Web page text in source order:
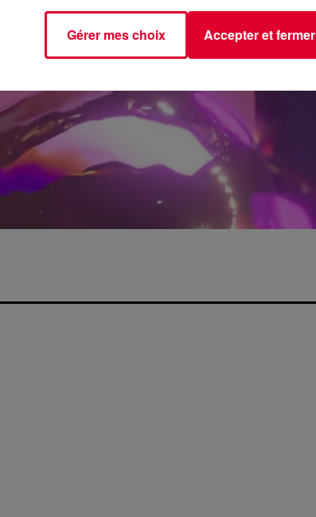
Gérer mes choix Accepter et fermer